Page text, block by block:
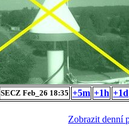
SECZ Feb_26 18:35 +5m +1h +1d
Zobrazit denní